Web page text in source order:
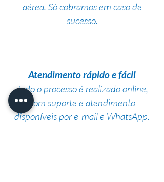
aérea. Só cobramos em caso de
sucesso.
Atendimento rápido e fácil
Todo o processo é realizado online,
com suporte e atendimento
disponíveis por e-mail e WhatsApp.